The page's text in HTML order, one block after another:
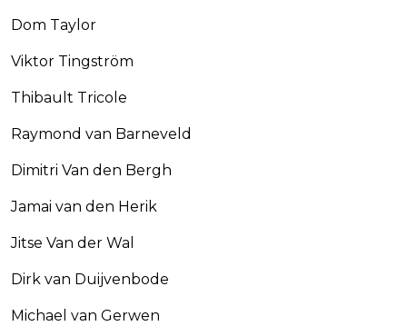
Dom Taylor
Viktor Tingström
Thibault Tricole
Raymond van Barneveld
Dimitri Van den Bergh
Jamai van den Herik
Jitse Van der Wal
Dirk van Duijvenbode
Michael van Gerwen